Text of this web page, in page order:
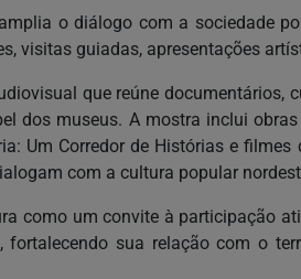
o diálogo com a sociedade
visitas guiadas, apresentações
que reúne documentários,
dos museus. A mostra inclui
Um Corredor de Histórias e
com a cultura popular
como um convite à participação
sua relação com o